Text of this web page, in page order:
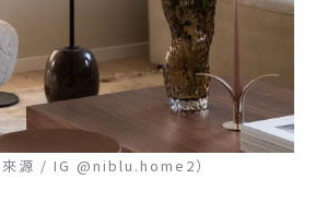
來源 / IG @niblu.home2）